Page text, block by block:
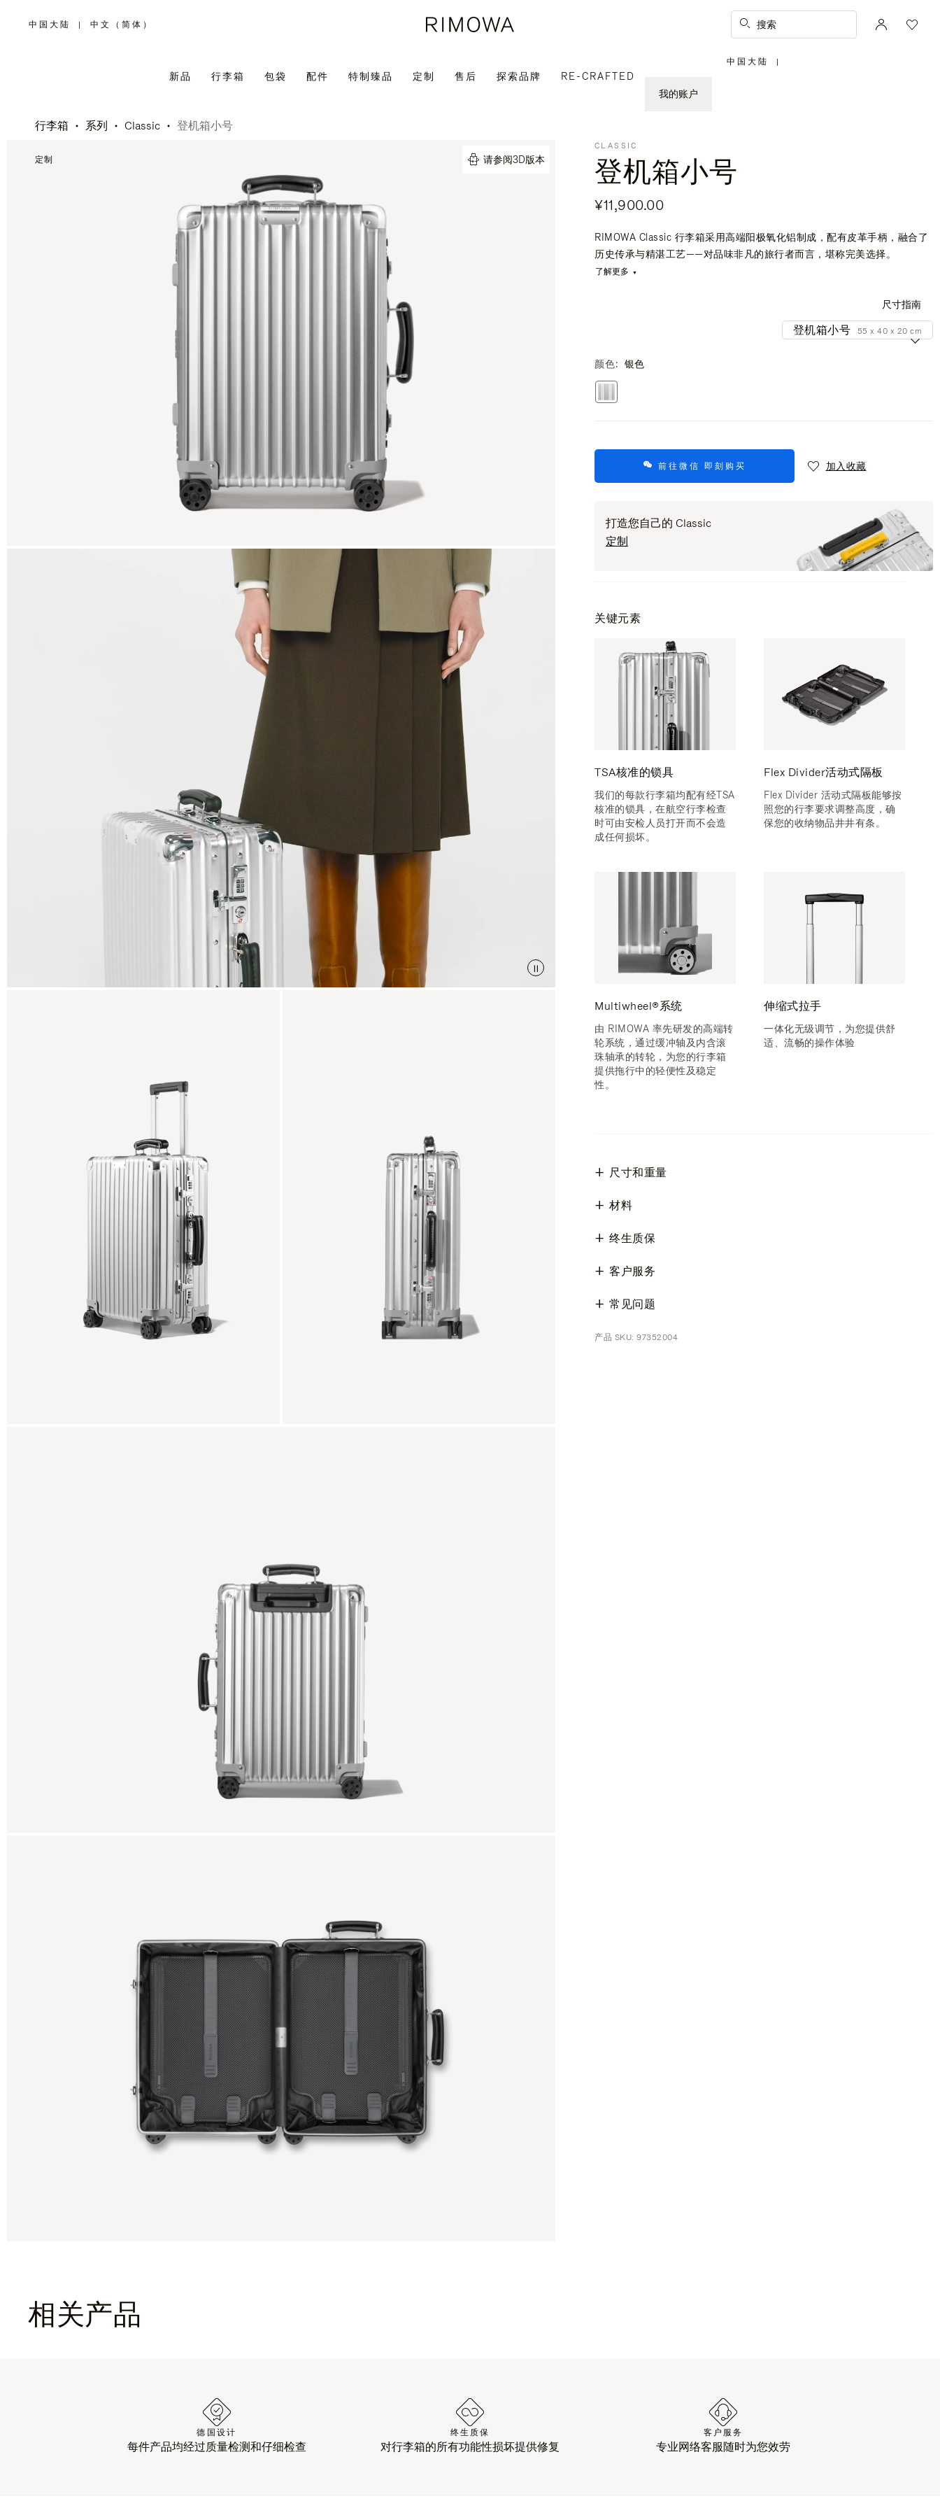
中国大陆
,
| 中文（简体） 搜索
新品 行李箱 包袋 配件 特制臻品 定制 售后 探索品牌
RE-CRAFTED
我的账户
中国大陆
,
|
行李箱 系列 Classic 登机箱小号
请参阅3D版本
定制
CLASSIC
登机箱小号
¥11,900.00
RIMOWA Classic 行李箱采用高端阳极氧化铝制成，配有皮革手柄，融合了
历史传承与精湛工艺——对品味非凡的旅行者而言，堪称完美选择。
了解更多
尺寸指南
尺寸
登机箱小号 55 x 40 x 20 cm
颜色 银色
前往微信 即刻购买 加入收藏
打造您自己的 Classic
定制
关键元素
TSA核准的锁具
我们的每款行李箱均配有经TSA
核准的锁具，在航空行李检查
时可由安检人员打开而不会造
成任何损坏。
Flex Divider活动式隔板
Flex Divider 活动式隔板能够按
照您的行李要求调整高度，确
保您的收纳物品井井有条。
Multiwheel®系统
由 RIMOWA 率先研发的高端转
轮系统，通过缓冲轴及内含滚
珠轴承的转轮，为您的行李箱
提供拖行中的轻便性及稳定
性。
伸缩式拉手
一体化无级调节，为您提供舒
适、流畅的操作体验
尺寸和重量
材料
终生质保
客户服务
常见问题
产品 SKU: 97352004
相关产品
德国设计
每件产品均经过质量检测和仔细检查
终生质保
对行李箱的所有功能性损坏提供修复
客户服务
专业网络客服随时为您效劳